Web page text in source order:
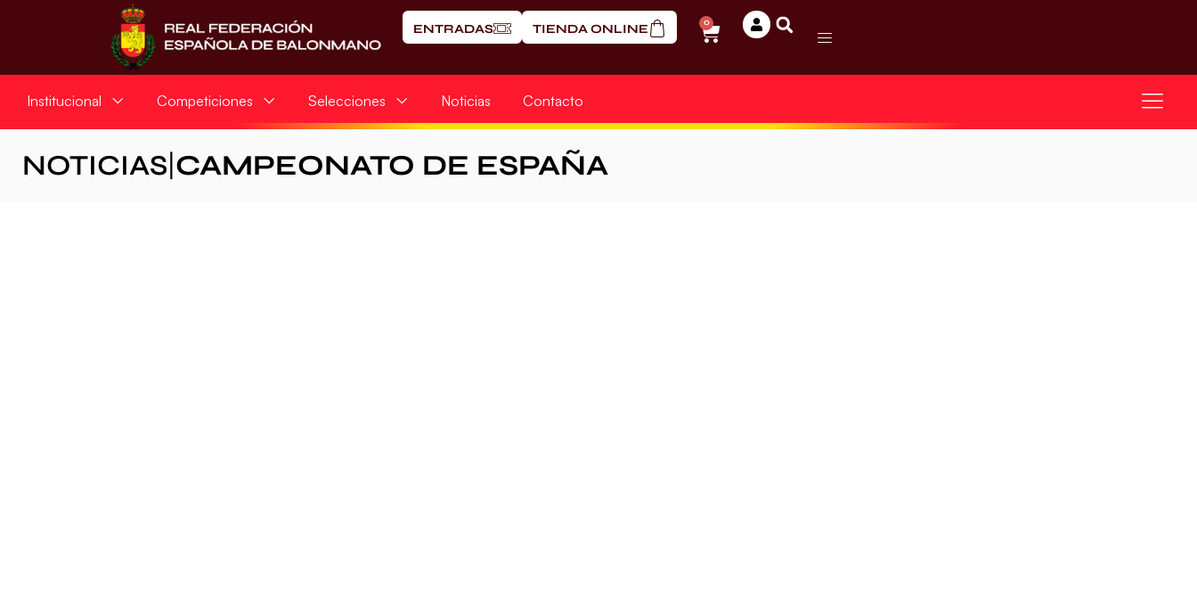
ENTRADAS TIENDA ONLINE 0
Institucional Competiciones Selecciones Noticias Contacto
NOTICIAS CAMPEONATO DE ESPAÑA